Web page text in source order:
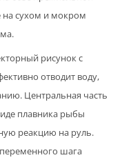
на сухом и мокром
рисунок с
отводит воду,
Центральная часть
плавника рыбы
реакцию на руль.
шага